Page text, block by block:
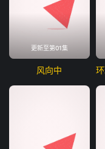
更新至第01集
风向中